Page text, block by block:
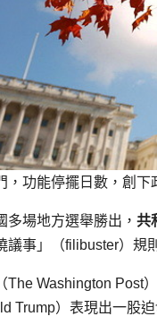
，功能停擺日數，創下
多場地方選舉勝出， 共
議事」（filibuster）規
The Washington
Trump）表現出一股迫